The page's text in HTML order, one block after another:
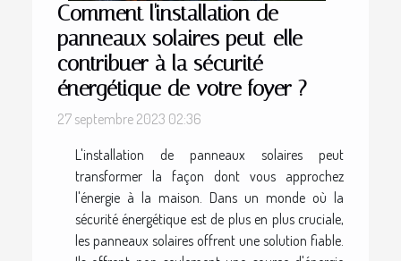
Comment l'installation de
panneaux solaires peut-elle
contribuer à la sécurité
énergétique de votre foyer ?
27 septembre 2023 02:36
L'installation de panneaux solaires peut
transformer la façon dont vous approchez
l'énergie à la maison. Dans un monde où la
sécurité énergétique est de plus en plus cruciale,
les panneaux solaires offrent une solution fiable.